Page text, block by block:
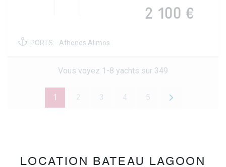
2 100 €
PORTS: Athenes Alimos
Vous voyez 1-8 yachts sur 349
1 2 3 4 5
LOCATION BATEAU LAGOON